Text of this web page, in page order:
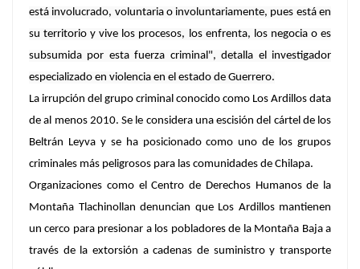
está involucrado, voluntaria o involuntariamente, pues está en
su territorio y vive los procesos, los enfrenta, los negocia o es
subsumida por esta fuerza criminal", detalla el investigador
especializado en violencia en el estado de Guerrero.
La irrupción del grupo criminal conocido como Los Ardillos data
de al menos 2010. Se le considera una escisión del cártel de los
Beltrán Leyvay se ha posicionado como uno de los grupos
criminales más peligrosos para las comunidades de Chilapa.
Organizaciones como el Centro de Derechos Humanos de la
Montaña Tlachinollan denuncian que Los Ardillos mantienen
un cerco para presionar a los pobladores de la Montaña Baja a
través de la extorsión a cadenas de suministro y transporte